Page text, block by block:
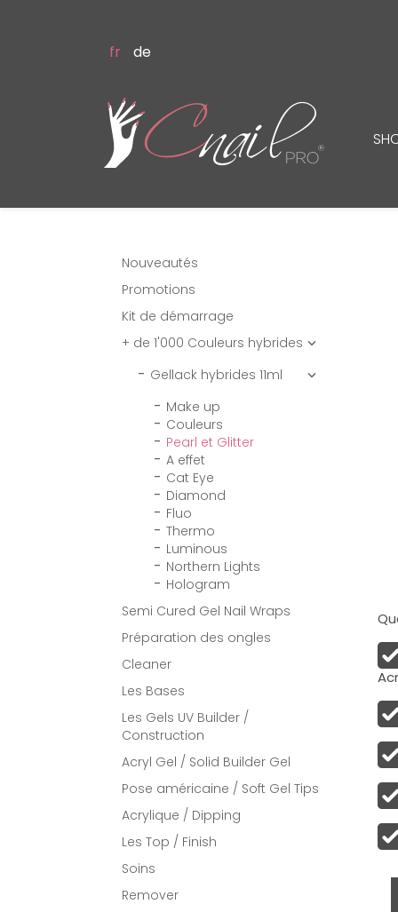
fr de
Nouveautés
Promotions
Kit de démarrage
+ de 1'000 Couleurs hybrides 
Gellack hybrides 11ml 
Make up
Couleurs
Pearl et Glitter
A effet
Cat Eye
Diamond
Fluo
Thermo
Luminous
Northern Lights
Hologram
Semi Cured Gel Nail Wraps
Préparation des ongles
Cleaner
Les Bases
Les Gels UV Builder /
Construction
Acryl Gel / Solid Builder Gel
Pose américaine / Soft Gel Tips
Acrylique / Dipping
Les Top / Finish
Soins
Remover